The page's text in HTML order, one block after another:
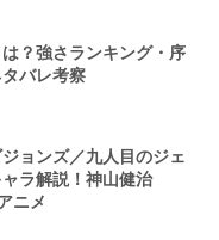
？強さランキング・序
バレ考察
ョンズ／九人目のジェ
ラ解説！神山健治
ニメ